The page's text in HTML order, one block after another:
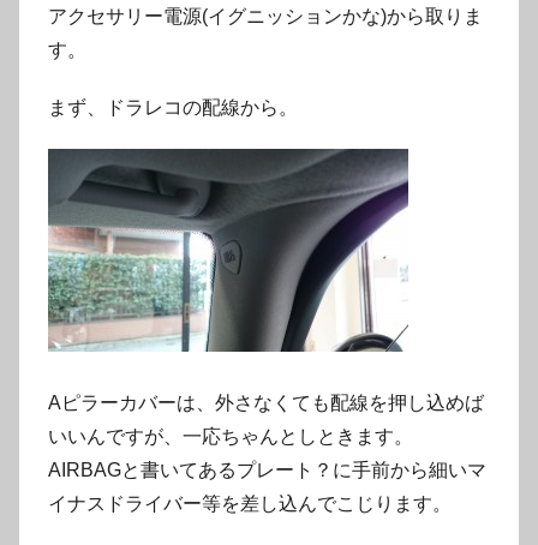
アクセサリー電源(イグニッションかな)から取りま
す。
まず、ドラレコの配線から。
Aピラーカバーは、外さなくても配線を押し込めば
いいんですが、一応ちゃんとしときます。
AIRBAGと書いてあるプレート？に手前から細いマ
イナスドライバー等を差し込んでこじります。